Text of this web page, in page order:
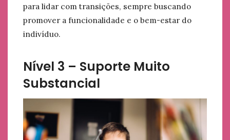
para lidar com transições, sempre buscando
promover a funcionalidade e o bem-estar do
indivíduo.
Nível 3 – Suporte Muito
Substancial